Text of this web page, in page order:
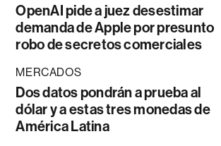
OpenAI pide a juez desestimar
demanda de Apple por presunto
robo de secretos comerciales
MERCADOS
Dos datos pondrán a prueba al
dólar y a estas tres monedas de
América Latina